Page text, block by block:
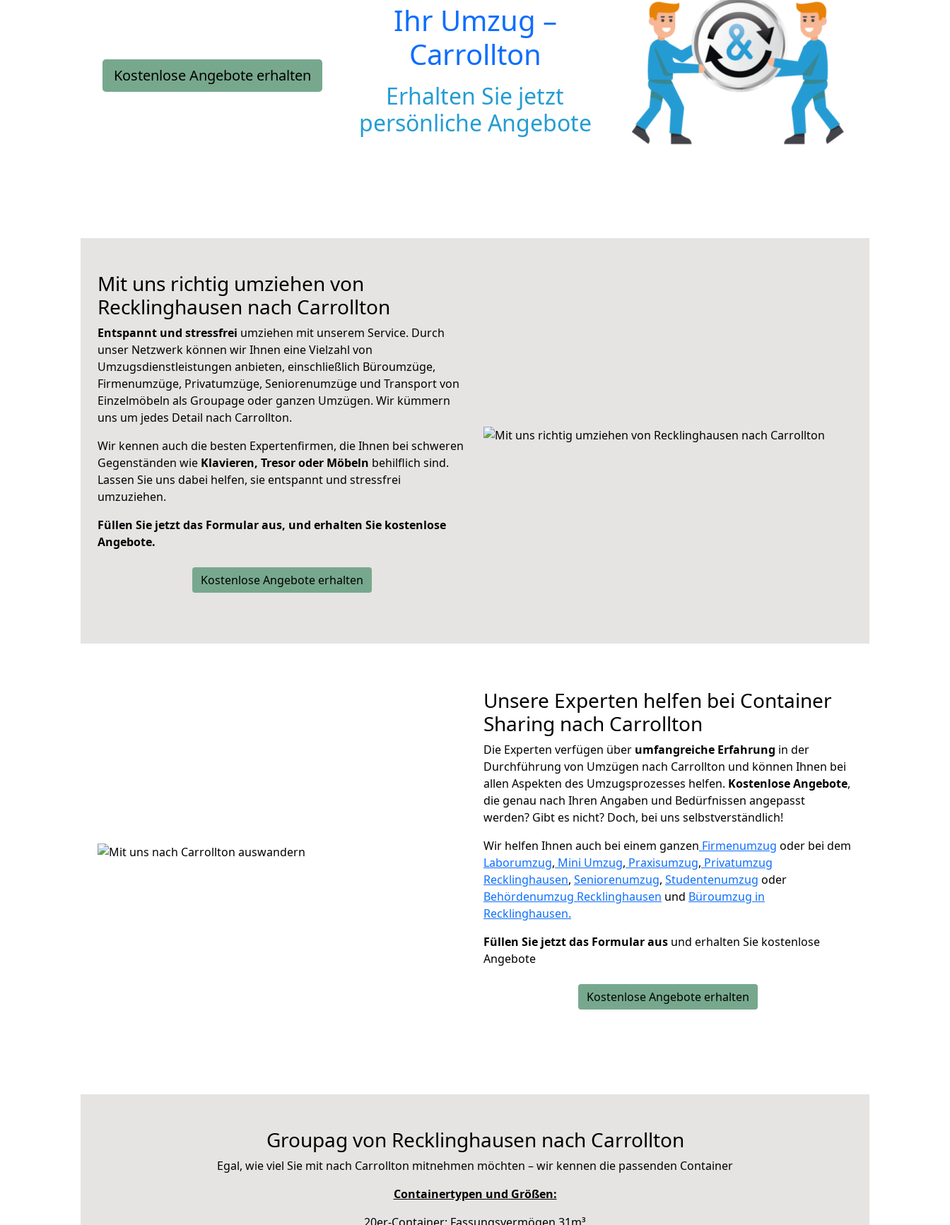
Kostenlose Angebote erhalten
Ihr Umzug –
Carrollton
Erhalten Sie jetzt
persönliche Angebote
Mit uns richtig umziehen von
Recklinghausen nach Carrollton
Entspannt und stressfrei umziehen mit unserem Service. Durch
unser Netzwerk können wir Ihnen eine Vielzahl von
Umzugsdienstleistungen anbieten, einschließlich Büroumzüge,
Firmenumzüge, Privatumzüge, Seniorenumzüge und Transport von
Einzelmöbeln als Groupage oder ganzen Umzügen. Wir kümmern
uns um jedes Detail nach Carrollton.
Wir kennen auch die besten Expertenfirmen, die Ihnen bei schweren
Gegenständen wie Klavieren, Tresor oder Möbeln behilflich sind.
Lassen Sie uns dabei helfen, sie entspannt und stressfrei
umzuziehen.
Füllen Sie jetzt das Formular aus, und erhalten Sie kostenlose
Angebote.
Kostenlose Angebote erhalten
Unsere Experten helfen bei Container
Sharing nach Carrollton
Die Experten verfügen über umfangreiche Erfahrung in der
Durchführung von Umzügen nach Carrollton und können Ihnen bei
allen Aspekten des Umzugsprozesses helfen. Kostenlose Angebote,
die genau nach Ihren Angaben und Bedürfnissen angepasst
werden? Gibt es nicht? Doch, bei uns selbstverständlich!
Wir helfen Ihnen auch bei einem ganzen Firmenumzug oder bei dem
Laborumzug, Mini Umzug, Praxisumzug, Privatumzug
Recklinghausen, Seniorenumzug, Studentenumzug oder
Behördenumzug Recklinghausen und Büroumzug in
Recklinghausen.
Füllen Sie jetzt das Formular aus und erhalten Sie kostenlose
Angebote
Kostenlose Angebote erhalten
Groupag von Recklinghausen nach Carrollton
Egal, wie viel Sie mit nach Carrollton mitnehmen möchten – wir kennen die passenden Container
Containertypen und Größen: